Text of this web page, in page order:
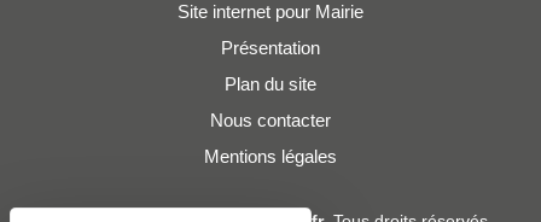
Site internet pour Mairie
Présentation
Plan du site
Nous contacter
Mentions légales